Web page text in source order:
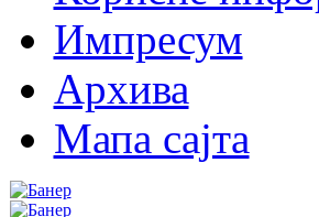
Импресум
Архива
Мапа сајта